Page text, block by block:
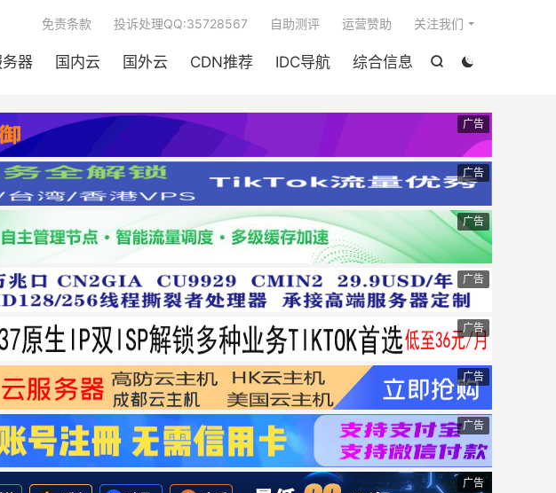


务器 国内云 国外云 CDN推荐 IDC导航 综合信息
免责条款 投诉处理QQ:35728567 自助测评 运营赞助 关注我们
广告
广告
广告
广告
广告
广告
广告
广告